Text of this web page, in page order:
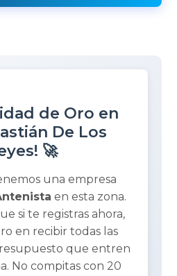
de Oro en
De Los
🚀
una empresa
en esta zona.
si te registras ahora,
en recibir todas las
que entren
No compitas con 20